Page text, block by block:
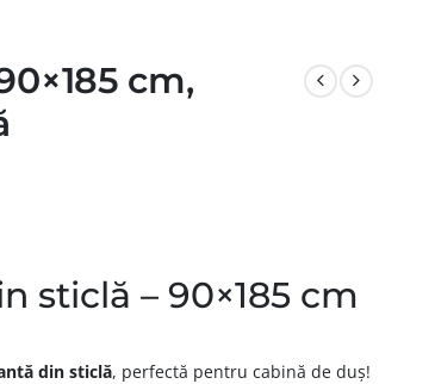
cm,
sticlă – 90×185 cm
din sticlă, perfectă pentru cabină de duș!